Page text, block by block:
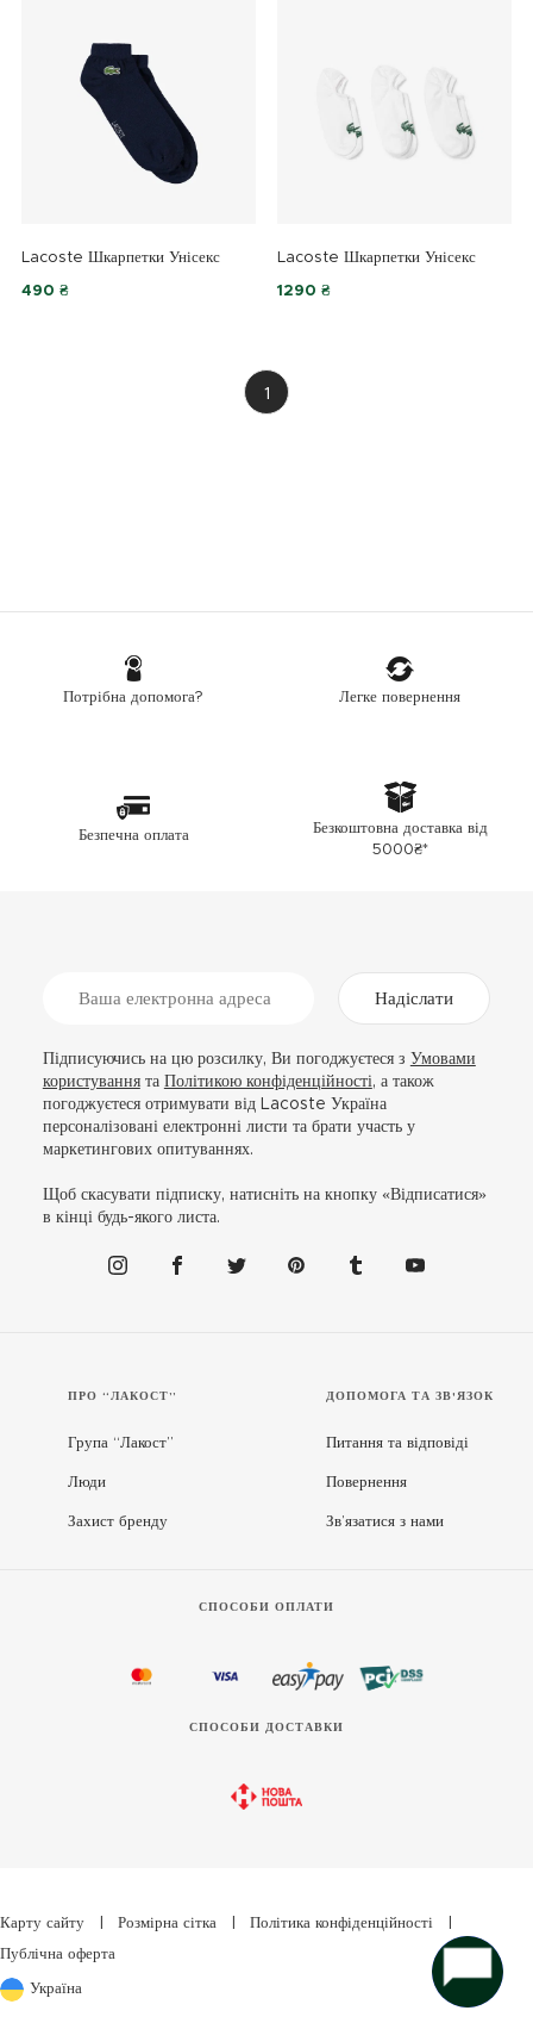
Lacoste Шкарпетки Унісекс
490 ₴
Lacoste Шкарпетки Унісекс
1290 ₴
1
Потрібна допомога? Легке повернення
Безпечна оплата
Безкоштовна доставка від
5000₴*
Надіслати
Підписуючись на цю розсилку, Ви погоджуєтеся з Умовами
користуваннята Політикою конфіденційності, а також
погоджуєтеся отримувати від Lacoste Україна
персоналізовані електронні листи та брати участь у
маркетингових опитуваннях.
Щоб скасувати підписку, натисніть на кнопку «Відписатися»
в кінці будь-якого листа.
ПРО “ЛАКОСТ”
Група “Лакост”
Люди
Захист бренду
ДОПОМОГА ТА ЗВ'ЯЗОК
Питання та відповіді
Повернення
Зв’язатися з нами
СПОСОБИ ОПЛАТИ
СПОСОБИ ДОСТАВКИ
Карту сайту Розмірна сітка Політика конфіденційності
Публічна оферта
Україна